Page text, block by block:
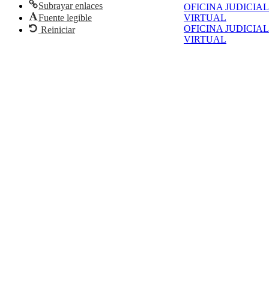
OFICINA JUDICIAL
VIRTUAL
OFICINA JUDICIAL
VIRTUAL
Subrayar enlaces
Fuente legible
Reiniciar